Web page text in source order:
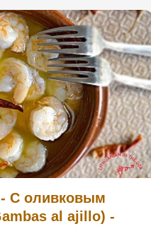
- С оливковым
al ajillo) -